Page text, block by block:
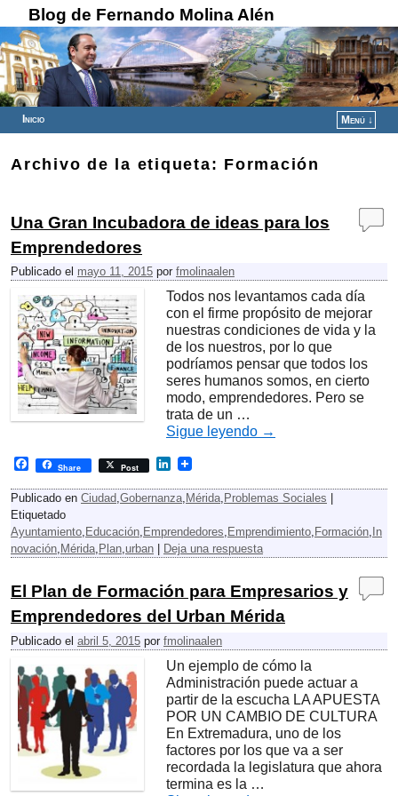
Blog de Fernando Molina Alén
Inicio
Menú ↓
Archivo de la etiqueta: Formación
Una Gran Incubadora de ideas para los
Emprendedores
Publicado el mayo 11, 2015 por fmolinaalen
Todos nos levantamos cada día
con el firme propósito de mejorar
nuestras condiciones de vida y la
de los nuestros, por lo que
podríamos pensar que todos los
seres humanos somos, en cierto
modo, emprendedores. Pero se
trata de un …
Sigue leyendo →
F
a
c
e
b
o
o
k
Share Post
L
n
k
d
I
n
Publicado en Ciudad,Gobernanza, Mérida, Problemas Sociales
Etiquetado
Ayuntamiento, Educación, Emprendedores, Emprendimiento, Formación, In
novación, Mérida, Plan,urban Deja una respuesta
El Plan de Formación para Empresarios y
Emprendedores del Urban Mérida
Publicado el abril 5, 2015 por fmolinaalen
Un ejemplo de cómo la
Administración puede actuar a
partir de la escucha LA APUESTA
POR UN CAMBIO DE CULTURA
En Extremadura, uno de los
factores por los que va a ser
recordada la legislatura que ahora
termina es la …